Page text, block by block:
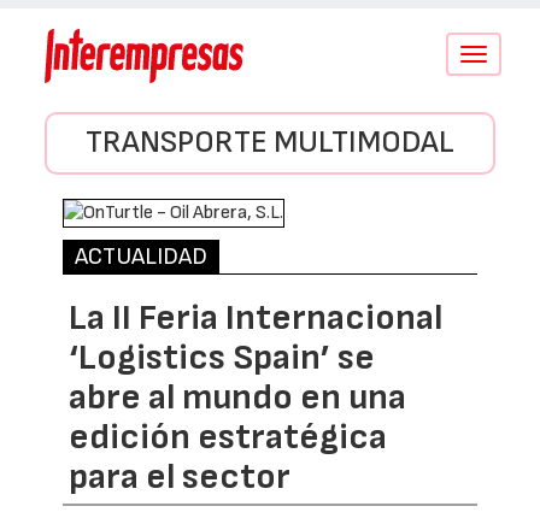
Conmutar
TRANSPORTE MULTIMODAL
ACTUALIDAD
La II Feria Internacional
‘Logistics Spain’ se
abre al mundo en una
edición estratégica
para el sector